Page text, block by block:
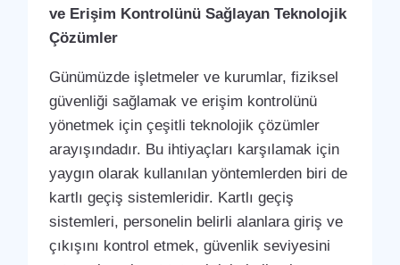
ve Erişim Kontrolünü Sağlayan Teknolojik
Çözümler
Günümüzde işletmeler ve kurumlar, fiziksel
güvenliği sağlamak ve erişim kontrolünü
yönetmek için çeşitli teknolojik çözümler
arayışındadır. Bu ihtiyaçları karşılamak için
yaygın olarak kullanılan yöntemlerden biri de
kartlı geçiş sistemleridir. Kartlı geçiş
sistemleri, personelin belirli alanlara giriş ve
çıkışını kontrol etmek, güvenlik seviyesini